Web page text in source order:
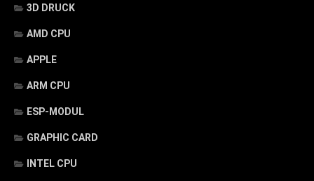
3D DRUCK
AMD CPU
APPLE
ARM CPU
ESP-MODUL
GRAPHIC CARD
INTEL CPU